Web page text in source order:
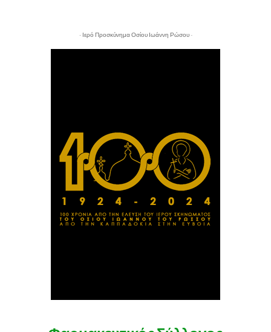
- Ιερό Προσκύνημα Οσίου Ιωάννη Ρώσου -